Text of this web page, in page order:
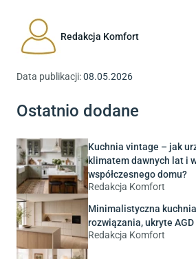
pomieszczenia wydają się większe, niż są
Redakcja Komfort
Data publikacji:08.05.2026
Ostatnio dodane
Kuchnia vintage – jak
klimatem dawnych lat i
współczesnego domu?
Redakcja Komfort
Minimalistyczna
rozwiązania, ukryte
Redakcja Komfort